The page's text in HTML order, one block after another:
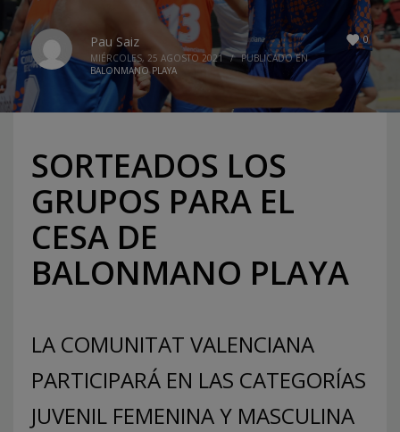
0
Pau Saiz
MIÉRCOLES, 25 AGOSTO 2021 / PUBLICADO EN
BALONMANO PLAYA
SORTEADOS LOS
GRUPOS PARA EL
CESA DE
BALONMANO PLAYA
LA COMUNITAT VALENCIANA
PARTICIPARÁ EN LAS CATEGORÍAS
JUVENIL FEMENINA Y MASCULINA